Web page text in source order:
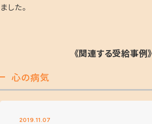
ました。
《関連する受給事例》
心の病気
2019.11.07